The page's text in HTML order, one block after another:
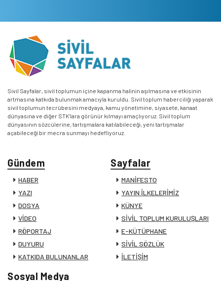
Sivil Sayfalar, sivil toplumun içine kapanma halinin aşılmasına ve etkisinin
artmasına katkıda bulunmak amacıyla kuruldu. Sivil toplum haberciliği yaparak
sivil toplumun tecrübesini medyaya, kamu yönetimine, siyasete, kanaat
dünyasına ve diğer STK’lara görünür kılmayı amaçlıyoruz. Sivil toplum
dünyasının sözcülerine, tartışmalara katılabileceği, yeni tartışmalar
açabileceği bir mecra sunmayı hedefliyoruz.
Gündem
HABER
YAZI
DOSYA
VİDEO
RÖPORTAJ
DUYURU
KATKIDA BULUNANLAR
Sayfalar
MANİFESTO
YAYIN İLKELERİMİZ
KÜNYE
SİVİL TOPLUM KURULUŞLARI
E-KÜTÜPHANE
SİVİL SÖZLÜK
İLETİŞİM
Sosyal Medya